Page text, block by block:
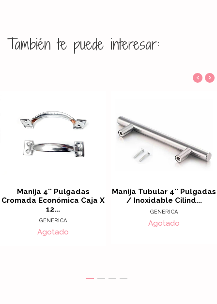
También te puede interesar:
Manija 4'' Pulgadas
Cromada Económica Caja X
12...
GENERICA
Agotado
Manija Tubular 4'' Pulgadas
/ Inoxidable Cilind...
GENERICA
Agotado
‹ ›